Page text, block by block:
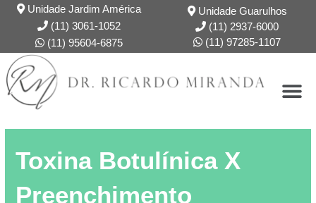
Unidade Jardim América
(11) 3061-1052
(11) 95604-6875
Unidade Guarulhos
(11) 2937-6000
(11) 97285-1107
Toxina Botulínica X
Preenchimento